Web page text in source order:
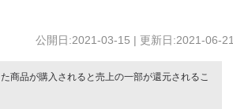
公開日:2021-03-15 | 更新日:2021-06-21
商品が購入されると売上の一部が還元されるこ